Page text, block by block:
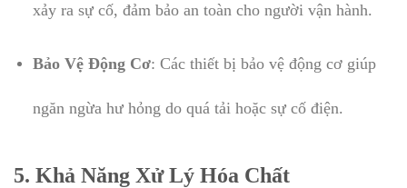
xảy ra sự cố, đảm bảo an toàn cho người vận hành.
Bảo Vệ Động Cơ: Các thiết bị bảo vệ động cơ giúp
ngăn ngừa hư hỏng do quá tải hoặc sự cố điện.
5. Khả Năng Xử Lý Hóa Chất